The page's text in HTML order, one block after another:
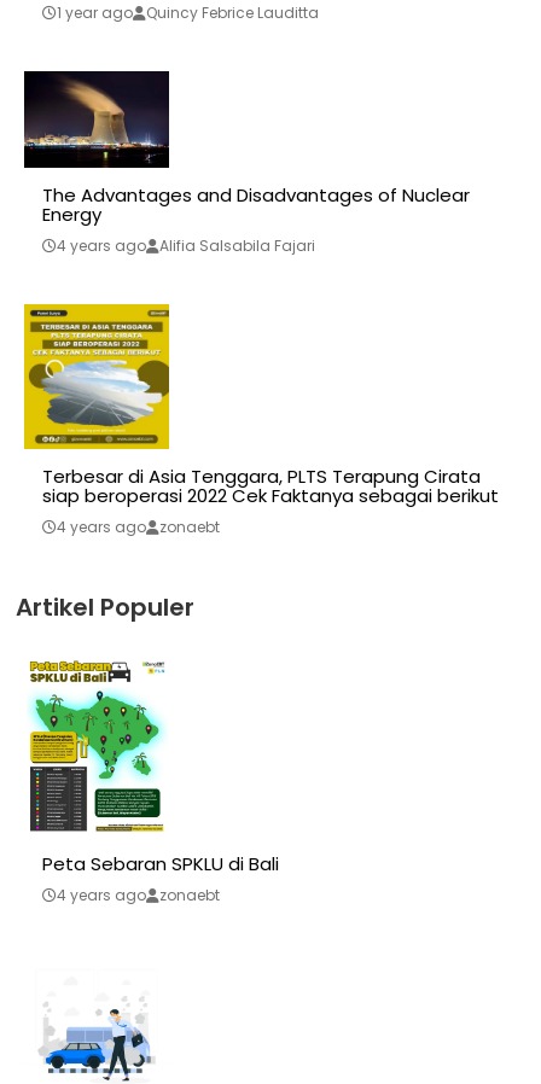
1 year ago Quincy Febrice Lauditta
The Advantages and Disadvantages of Nuclear
Energy
4 years ago Alifia Salsabila Fajari
Terbesar di Asia Tenggara, PLTS Terapung Cirata
siap beroperasi 2022 Cek Faktanya sebagai berikut
4 years ago zonaebt
Artikel Populer
Peta Sebaran SPKLU di Bali
4 years ago zonaebt